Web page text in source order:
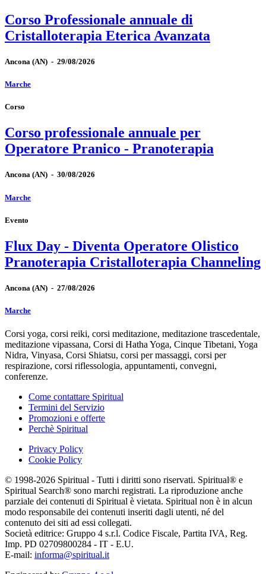
Corso Professionale annuale di
Cristalloterapia Eterica Avanzata
Ancona (AN) - 29/08/2026
Marche
Corso
Corso professionale annuale per
Operatore Pranico - Pranoterapia
Ancona (AN) - 30/08/2026
Marche
Evento
Flux Day - Diventa Operatore Olistico
Pranoterapia Cristalloterapia Channeling
Ancona (AN) - 27/08/2026
Marche
Corsi yoga, corsi reiki, corsi meditazione, meditazione trascedentale,
meditazione vipassana, Corsi di Hatha Yoga, Cinque Tibetani, Yoga
Nidra, Vinyasa, Corsi Shiatsu, corsi per massaggi, corsi per
respirazione, corsi riflessologia, appuntamenti, convegni,
conferenze.
Come contattare Spiritual
Termini del Servizio
Promozioni e offerte
Perchè Spiritual
Privacy Policy
Cookie Policy
© 1998-2026 Spiritual - Tutti i diritti sono riservati. Spiritual® e
Spiritual Search® sono marchi registrati. La riproduzione anche
parziale dei contenuti di Spiritual è vietata. Spiritual non è in alcun
modo responsabile dei contenuti inseriti dagli utenti, né del
contenuto dei siti ad essi collegati.
Società editrice: Gruppo 4 s.r.l. Codice Fiscale, Partita IVA, Reg.
Imp. PD 02709800284 - IT - E.U.
E-mail: informa@spiritual.it